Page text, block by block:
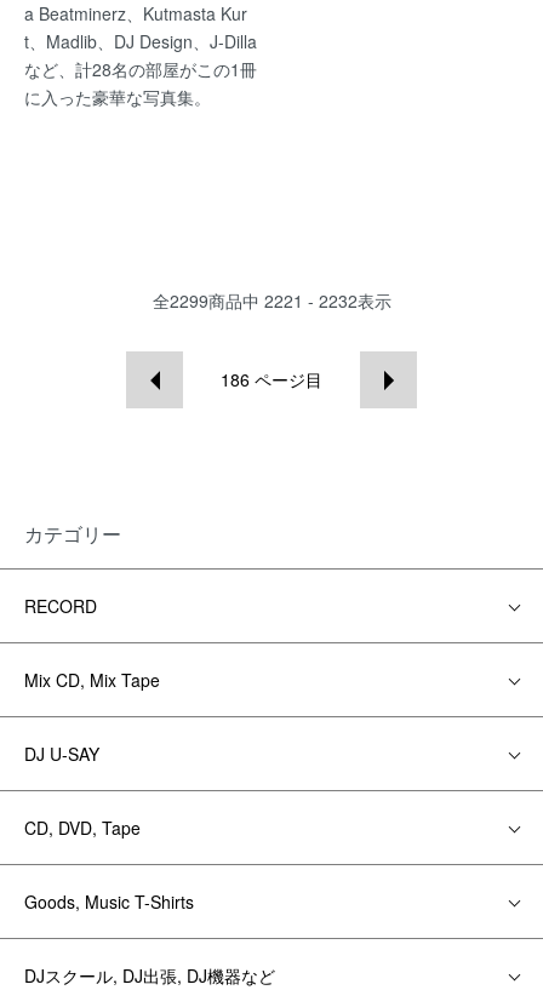
a Beatminerz、Kutmasta Kur
t、Madlib、DJ Design、J-Dilla
など、計28名の部屋がこの1冊
に入った豪華な写真集。
全2299商品中 2221 - 2232表示
186 ページ目
カテゴリー
RECORD
Mix CD, Mix Tape
DJ U-SAY
CD, DVD, Tape
Goods, Music T-Shirts
DJスクール, DJ出張, DJ機器など